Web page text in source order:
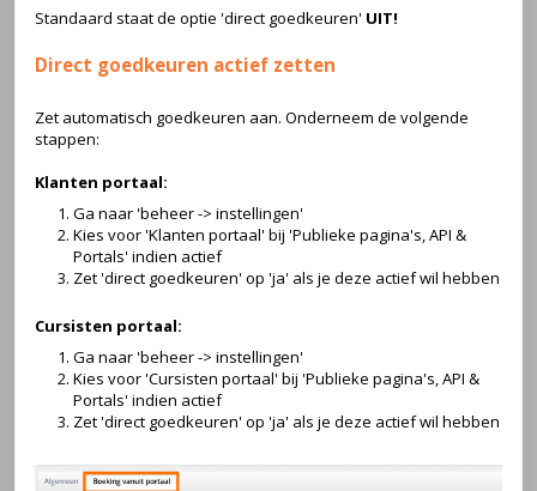
Standaard staat de optie 'direct goedkeuren' UIT!
Direct goedkeuren actief zetten
Zet automatisch goedkeuren aan. Onderneem de volgende
stappen:
Klanten portaal:
Ga naar 'beheer -> instellingen'
Kies voor 'Klanten portaal' bij 'Publieke pagina's, API &
Portals' indien actief
Zet 'direct goedkeuren' op 'ja' als je deze actief wil hebben
Cursisten portaal:
Ga naar 'beheer -> instellingen'
Kies voor 'Cursisten portaal' bij 'Publieke pagina's, API &
Portals' indien actief
Zet 'direct goedkeuren' op 'ja' als je deze actief wil hebben